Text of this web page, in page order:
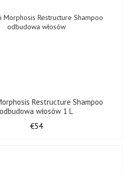
Restructure Shampoo
odbudowa włosów 1 L
€54